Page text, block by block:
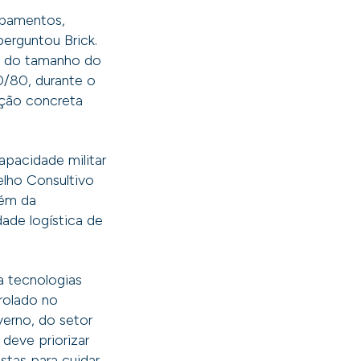
Brick.
do tamanho do
80, durante o
concreta
militar
Consultivo
da
logística de
tecnologias
no
do setor
priorizar